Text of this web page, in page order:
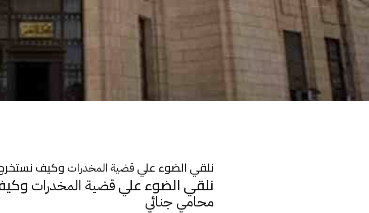
نلقي الضوء علي قضية المخدرات وكيف
نلقي الضوء عليقضية المخدرات
محامي جنائي